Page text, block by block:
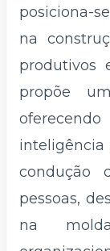
posiciona-
na
produtivos
propõe
condução
pessoas,
na